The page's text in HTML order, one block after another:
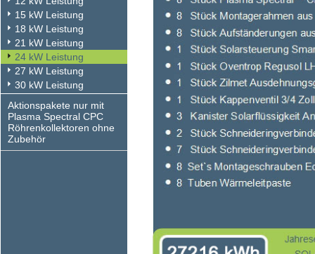
15 kW Leistung
18 kW Leistung
21 kW Leistung
24 kW Leistung
27 kW Leistung
30 kW Leistung
Aktionspakete nur mit
Plasma Spectral CPC
Röhrenkollektoren ohne
Zubehör